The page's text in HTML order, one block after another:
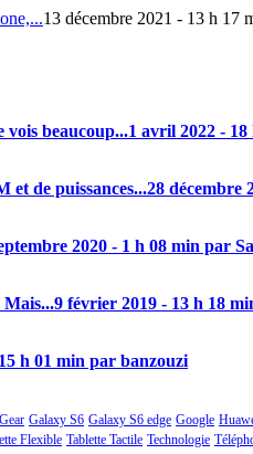
13 décembre 2021 - 13 h 17
beaucoup...1 avril 2022 -
et de puissances...28 décembre
2020 - 1 h 08 min par
Mais...9 février 2019 - 13 h 18
h 01 min par banzouzi
Galaxy S6 Galaxy S6 edge Google
Flexible Tablette Tactile Technologie